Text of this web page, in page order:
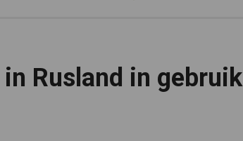
Rusland in gebruik